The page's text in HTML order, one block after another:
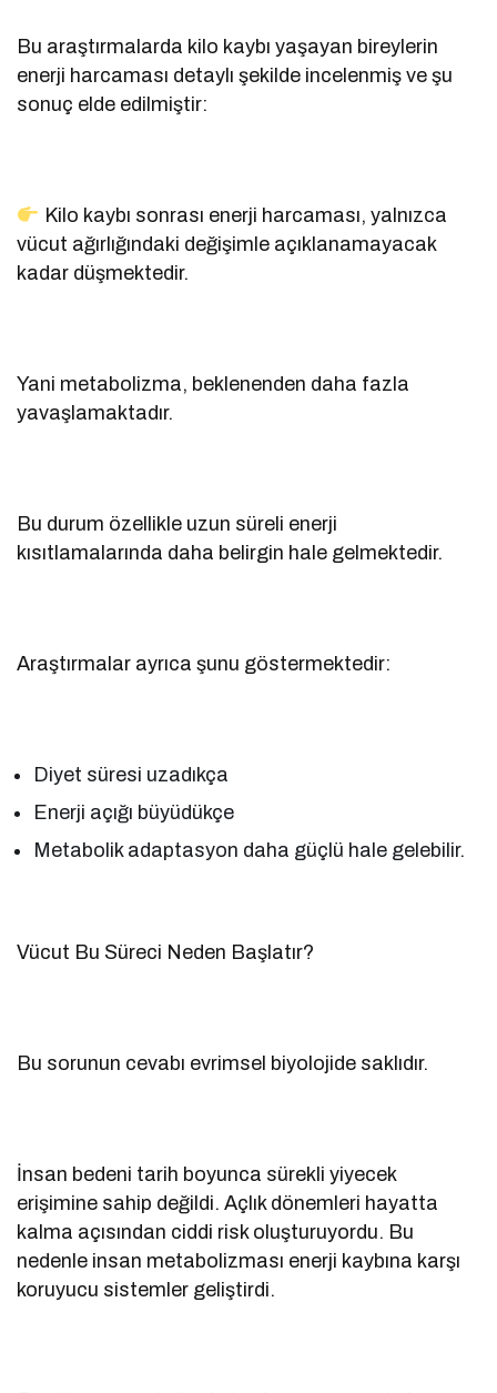
Bu araştırmalarda kilo kaybı yaşayan bireylerin
enerji harcaması detaylı şekilde incelenmiş ve şu
sonuç elde edilmiştir:
Kilo kaybı sonrası enerji harcaması, yalnızca
vücut ağırlığındaki değişimle açıklanamayacak
kadar düşmektedir.
Yani metabolizma, beklenenden daha fazla
yavaşlamaktadır.
Bu durum özellikle uzun süreli enerji
kısıtlamalarında daha belirgin hale gelmektedir.
Araştırmalar ayrıca şunu göstermektedir:
Diyet süresi uzadıkça
Enerji açığı büyüdükçe
Metabolik adaptasyon daha güçlü hale gelebilir.
Vücut Bu Süreci Neden Başlatır?
Bu sorunun cevabı evrimsel biyolojide saklıdır.
İnsan bedeni tarih boyunca sürekli yiyecek
erişimine sahip değildi. Açlık dönemleri hayatta
kalma açısından ciddi risk oluşturuyordu. Bu
nedenle insan metabolizması enerji kaybına karşı
koruyucu sistemler geliştirdi.